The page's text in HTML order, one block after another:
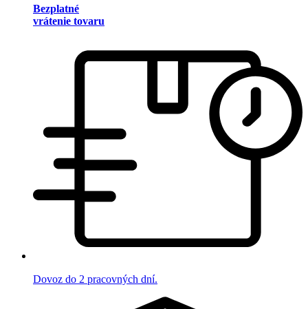
Bezplatné
vrátenie tovaru
Dovoz do 2 pracovných dní.